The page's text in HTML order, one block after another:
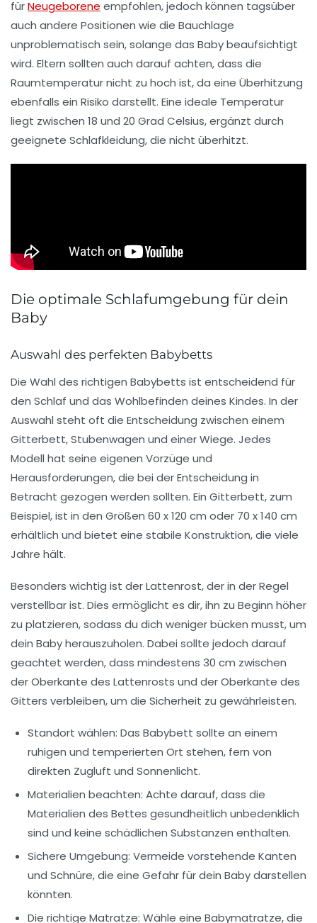
fürNeugeborene empfohlen, jedoch können tagsüber
auch andere Positionen wie die Bauchlage
unproblematisch sein, solange das Baby beaufsichtigt
wird. Eltern sollten auch darauf achten, dass die
Raumtemperatur nicht zu hoch ist, da eine Überhitzung
ebenfalls ein Risiko darstellt. Eine ideale Temperatur
liegt zwischen 18 und 20 Grad Celsius, ergänzt durch
geeignete Schlafkleidung, die nicht überhitzt.
Die optimale Schlafumgebung für dein
Baby
Auswahl des perfekten Babybetts
Die Wahl des richtigen Babybetts ist entscheidend für
den Schlaf und das Wohlbefinden deines Kindes. In der
Auswahl steht oft die Entscheidung zwischen einem
Gitterbett,Stubenwagen und einerWiege. Jedes
Modell hat seine eigenen Vorzüge und
Herausforderungen, die bei der Entscheidung in
Betracht gezogen werden sollten. Ein Gitterbett, zum
Beispiel, ist in den Größen 60 x 120 cm oder 70 x 140 cm
erhältlich und bietet eine stabile Konstruktion, die viele
Jahre hält.
Besonders wichtig ist derLattenrost, der in der Regel
verstellbar ist. Dies ermöglicht es dir, ihn zu Beginn höher
zu platzieren, sodass du dich weniger bücken musst, um
dein Baby herauszuholen. Dabei sollte jedoch darauf
geachtet werden, dass mindestens 30 cm zwischen
der Oberkante des Lattenrosts und der Oberkante des
Gitters verbleiben, um die Sicherheit zu gewährleisten.
Standort wählen: Das Babybett sollte an einem
ruhigen und temperierten Ort stehen, fern von
direkten Zugluft und Sonnenlicht.
Materialien beachten: Achte darauf, dass die
Materialien des Bettes gesundheitlich unbedenklich
sind und keine schädlichen Substanzen enthalten.
Sichere Umgebung: Vermeide vorstehende Kanten
und Schnüre, die eine Gefahr für dein Baby darstellen
könnten.
Die richtige Matratze: Wähle eine Babymatratze, die